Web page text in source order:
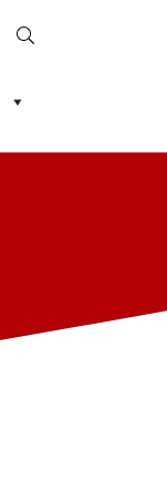
Search